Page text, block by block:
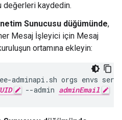
değerleri kaydedin.
Sunucusu düğümünde,
Mesaj İşleyici için Mesaj
ortamına ekleyin:
adminapi.sh orgs envs
--admin adminEmail --